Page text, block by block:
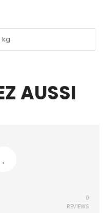
kg
AUSSI
0
REVIEWS